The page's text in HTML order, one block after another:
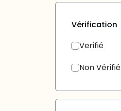
Vérification
Verifié
Non Vérifié